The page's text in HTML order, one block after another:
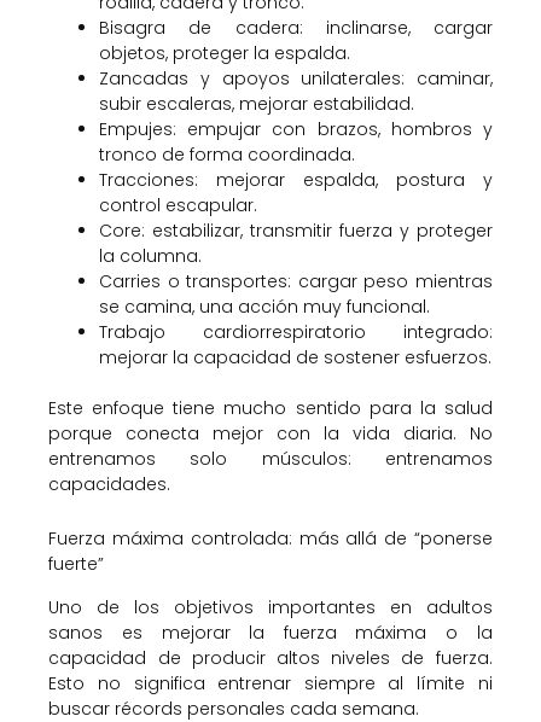
Bisagra de cadera: inclinarse, cargar
objetos, proteger la espalda.
Zancadas y apoyos unilaterales: caminar,
subir escaleras, mejorar estabilidad.
Empujes: empujar con brazos, hombros y
tronco de forma coordinada.
Tracciones: mejorar espalda, postura y
control escapular.
Core: estabilizar, transmitir fuerza y proteger
la columna.
Carries o transportes: cargar peso mientras
se camina, una acción muy funcional.
Trabajo cardiorrespiratorio integrado:
mejorar la capacidad de sostener esfuerzos.
Este enfoque tiene mucho sentido para la salud
porque conecta mejor con la vida diaria. No
entrenamos solo músculos: entrenamos
capacidades.
Fuerza máxima controlada: más allá de “ponerse
fuerte”
Uno de los objetivos importantes en adultos
sanos es mejorar la fuerza máxima o la
capacidad de producir altos niveles de fuerza.
Esto no significa entrenar siempre al límite ni
buscar récords personales cada semana.